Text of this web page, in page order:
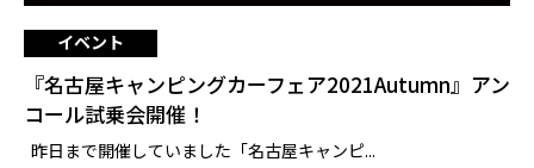
イベント
『名古屋キャンピングカーフェア2021Autumn』アン
コール試乗会開催！
昨日まで開催していました「名古屋キャンピ...